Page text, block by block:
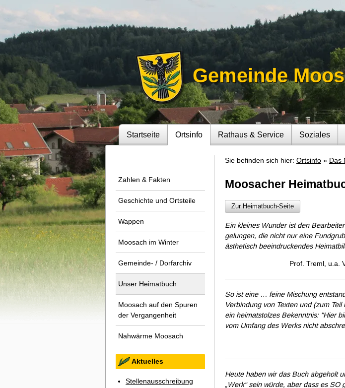
Gemeinde
Startseite Ortsinfo Rathaus & Service Soziales
Zahlen & Fakten
Geschichte und Ortsteile
Wappen
Moosach im Winter
Gemeinde- / Dorfarchiv
Unser Heimatbuch
Moosach auf den Spuren
der Vergangenheit
Nahwärme Moosach
Aktuelles
Stellenausschreibung
Sie befinden sich hier: Ortsinfo Das
Moosacher
Zur Heimatbuch-Seite
Ein kleines Wunder ist den
gelungen, die nicht nur eine
ästhetisch beeindruckendes
Prof. Treml, u.a.
So ist eine … feine Mischung
Verbindung von Texten und (zum
ein heimatstolzes Bekenntnis: "Hier
vom Umfang des Werks nicht
Heute haben wir das Buch abgeholt
„Werk“ sein würde, aber dass es